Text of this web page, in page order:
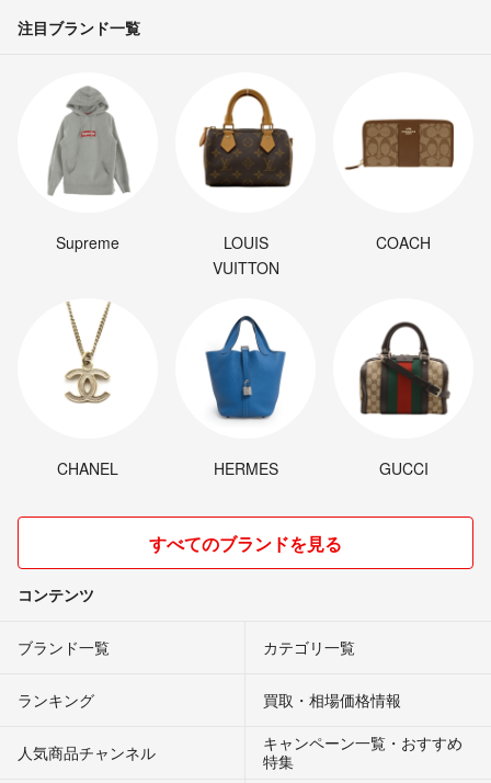
注目ブランド一覧
Supreme
LOUIS
VUITTON
COACH
CHANEL HERMES GUCCI
すべてのブランドを見る
コンテンツ
ブランド一覧 カテゴリ一覧
ランキング 買取・相場価格情報
人気商品チャンネル
キャンペーン一覧・おすすめ
特集